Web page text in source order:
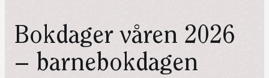
Bokdager våren 2026
– barnebokdagen